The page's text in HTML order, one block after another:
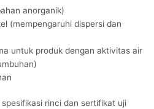
anorganik)
(mempengaruhi dispersi dan
untuk produk dengan aktivitas air
rinci dan sertifikat uji